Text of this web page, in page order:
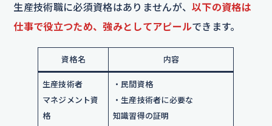
生産技術職に必須資格はありませんが、以下の資格は
仕事で役立つため、強みとしてアピールできます。
資格名 内容
生産技術者
マネジメント資
格
・民間資格
・生産技術者に必要な
知識習得の証明